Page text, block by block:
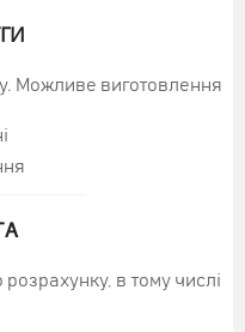
Можливе виготовлення
розрахунку, в тому числі